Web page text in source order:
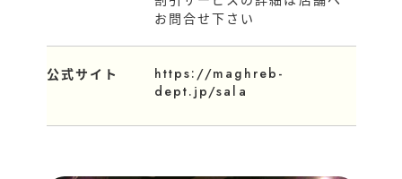
お問合せ下さい
公式サイト
https://maghreb-
dept.jp/sala